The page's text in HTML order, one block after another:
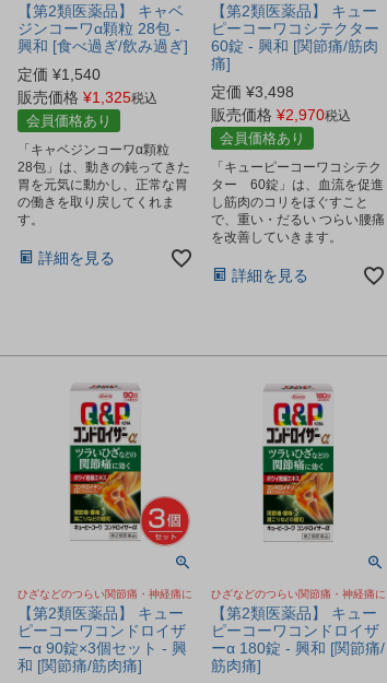
【第2類医薬品】 キャベ
ジンコーワα顆粒 28包 -
興和 [食べ過ぎ/飲み過ぎ]
定価 ¥1,540
販売価格 ¥1,325税込
会員価格あり
「キャベジンコーワα顆粒
28包」は、動きの鈍ってきた
胃を元気に動かし、正常な胃
の働きを取り戻してくれま
す。
詳細を見る
【第2類医薬品】 キュー
ピーコーワコシテクター
60錠 - 興和 [関節痛/筋肉
痛]
定価 ¥3,498
販売価格 ¥2,970税込
会員価格あり
「キューピーコーワコシテク
ター 60錠」は、血流を促進
し筋肉のコリをほぐすこと
で、重い・だるい つらい腰痛
を改善していきます。
詳細を見る
ひざなどのつらい関節痛・神経痛に
【第2類医薬品】 キュー
ピーコーワコンドロイザ
ーα 90錠×3個セット - 興
和 [関節痛/筋肉痛]
ひざなどのつらい関節痛・神経痛に
【第2類医薬品】 キュー
ピーコーワコンドロイザ
ーα 180錠 - 興和 [関節痛/
筋肉痛]